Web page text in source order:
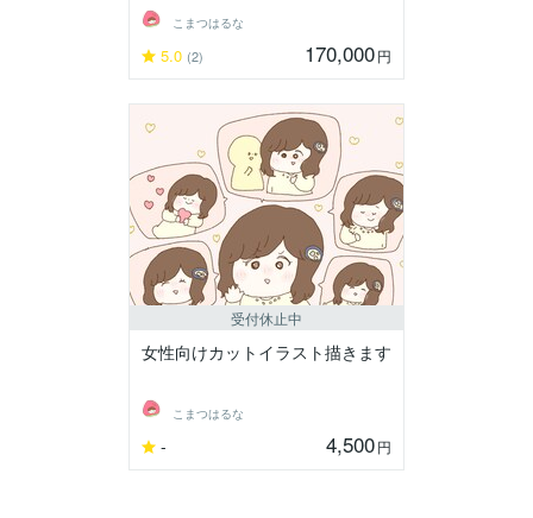
こまつはるな
5.0 (2) 170,000円
受付休止中
女性向けカットイラスト描きます
こまつはるな
- 4,500円